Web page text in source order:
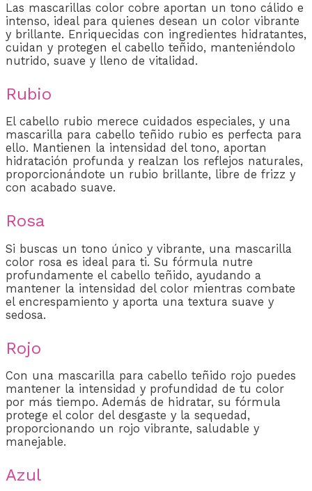
Las mascarillas color cobre aportan un tono cálido e
intenso, ideal para quienes desean un color vibrante
y brillante. Enriquecidas con ingredientes hidratantes,
cuidan y protegen el cabello teñido, manteniéndolo
nutrido, suave y lleno de vitalidad.
Rubio
El cabello rubio merece cuidados especiales, y una
mascarilla para cabello teñido rubio es perfecta para
ello. Mantienen la intensidad del tono, aportan
hidratación profunda y realzan los reflejos naturales,
proporcionándote un rubio brillante, libre de frizz y
con acabado suave.
Rosa
Si buscas un tono único y vibrante, una mascarilla
color rosa es ideal para ti. Su fórmula nutre
profundamente el cabello teñido, ayudando a
mantener la intensidad del color mientras combate
el encrespamiento y aporta una textura suave y
sedosa.
Rojo
Con una mascarilla para cabello teñido rojo puedes
mantener la intensidad y profundidad de tu color
por más tiempo. Además de hidratar, su fórmula
protege el color del desgaste y la sequedad,
proporcionando un rojo vibrante, saludable y
manejable.
Azul